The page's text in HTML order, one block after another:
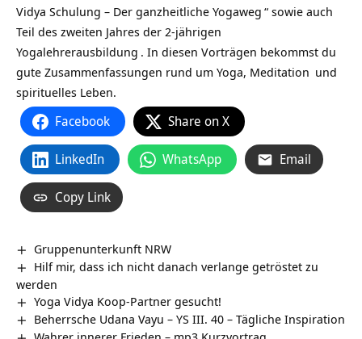
Vidya Schulung – Der ganzheitliche Yogaweg “ sowie auch
Teil des zweiten Jahres der 2-jährigen
Yogalehrerausbildung . In diesen Vorträgen bekommst du
gute Zusammenfassungen rund um Yoga, Meditation und
spirituelles Leben.
Facebook Share on X
LinkedIn WhatsApp Email
Copy Link
Gruppenunterkunft NRW
Hilf mir, dass ich nicht danach verlange getröstet zu
werden
Yoga Vidya Koop-Partner gesucht!
Beherrsche Udana Vayu – YS III. 40 – Tägliche Inspiration